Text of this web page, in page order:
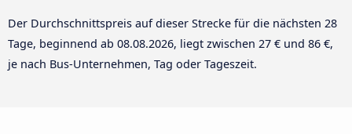
Der Durchschnittspreis auf dieser Strecke für die nächsten 28
Tage, beginnend ab 08.08.2026, liegt zwischen 27 € und 86 €,
je nach Bus-Unternehmen, Tag oder Tageszeit.